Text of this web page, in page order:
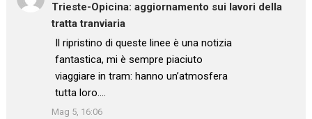
Trieste-Opicina: aggiornamento sui lavori della
tratta tranviaria
: “
Il ripristino di queste linee è una notizia
fantastica, mi è sempre piaciuto
viaggiare in tram: hanno un’atmosfera
tutta loro.…
”
Mag 5, 16:06